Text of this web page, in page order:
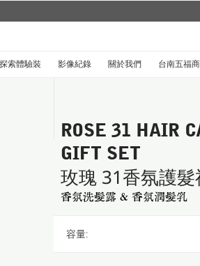
探索體驗裝 影像紀錄 關於我們 台南五福
ROSE 31 HAIR
GIFT SET
玫瑰 31香氛護髮
香氛洗髮露 & 香氛潤髮乳
容量: